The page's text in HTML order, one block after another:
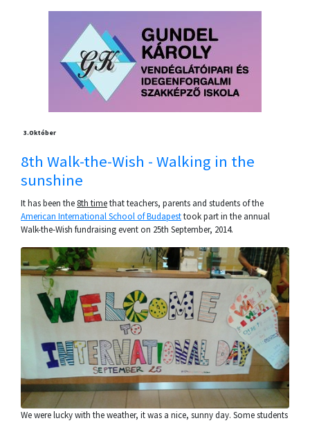
3.Október
8th Walk-the-Wish - Walking in the
sunshine
It has been the 8th timethat teachers, parents and students of the
American International School of Budapesttook part in the annual
Walk-the-Wish fundraising event on 25th September, 2014.
We were lucky with the weather, it was a nice, sunny day. Some students